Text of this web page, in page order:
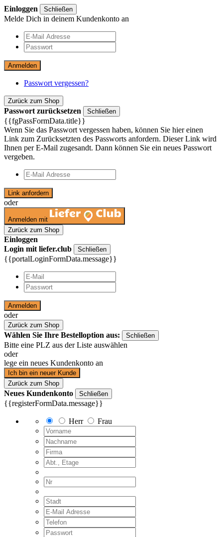
Einloggen Schließen
Melde Dich in deinem Kundenkonto an
Anmelden
Passwort vergessen?
Zurück zum Shop
Passwort zurücksetzen Schließen
{{fgPassFormData.title}}
Wenn Sie das Passwort vergessen haben, können Sie hier einen
Link zum Zurücksetzten des Passworts anfordern. Dieser Link wird
Ihnen per E-Mail zugesandt. Dann können Sie ein neues Passwort
vergeben.
Link anfordern
oder
Anmelden mit
Zurück zum Shop
Einloggen
Login mit liefer.club
Schließen
{{portalLoginFormData.message}}
Anmelden
oder
Zurück zum Shop
Wählen Sie Ihre Bestelloption aus: Schließen
Bitte eine PLZ aus der Liste auswählen
oder
lege ein neues Kundenkonto an
Ich bin ein neuer Kunde
Zurück zum Shop
Neues Kundenkonto Schließen
{{registerFormData.message}}
Herr Frau